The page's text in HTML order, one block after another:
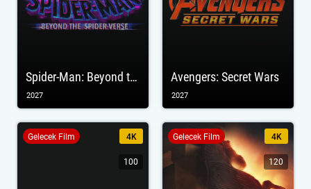
Spider-Man: Beyond the Spider-Verse
2027
Avengers: Secret Wars
2027
Gelecek Film 4K
100
Gelecek Film 4K
120